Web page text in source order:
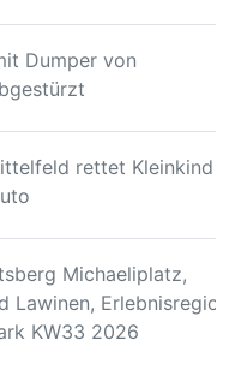
Dumper von
rettet Kleinkind
Michaeliplatz,
Lawinen, Erlebnisregion
KW33 2026